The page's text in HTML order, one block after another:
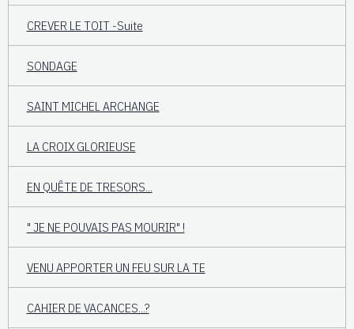
CREVER LE TOIT -Suite
SONDAGE
SAINT MICHEL ARCHANGE
LA CROIX GLORIEUSE
EN QUÊTE DE TRESORS...
" JE NE POUVAIS PAS MOURIR" !
VENU APPORTER UN FEU SUR LA TE
CAHIER DE VACANCES...?